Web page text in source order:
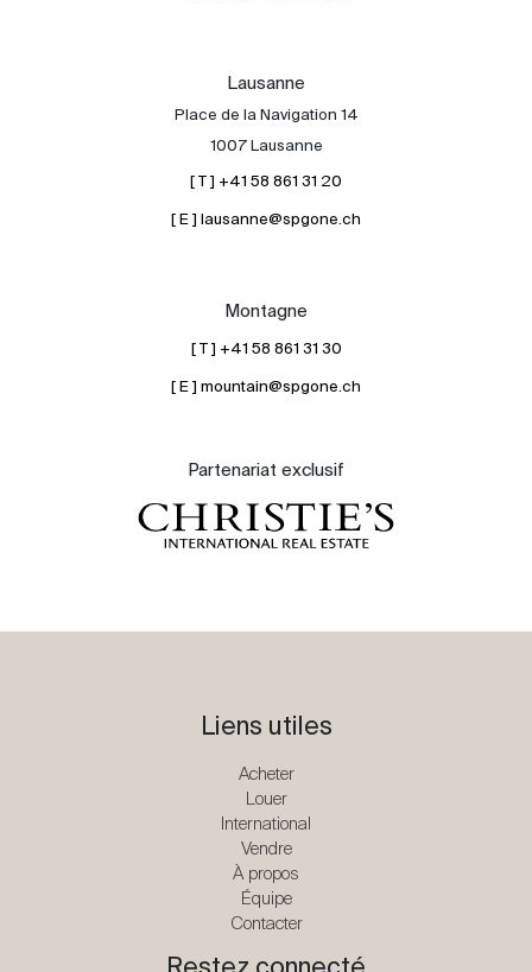
À propos
Lausanne
Place de la Navigation 14
1007 Lausanne
[ T ] +41 58 861 31 20
[ E ] lausanne@spgone.ch
Montagne
[ T ] +41 58 861 31 30
[ E ] mountain@spgone.ch
Partenariat exclusif
Liens utiles
Acheter
Louer
International
Vendre
À propos
Équipe
Contacter